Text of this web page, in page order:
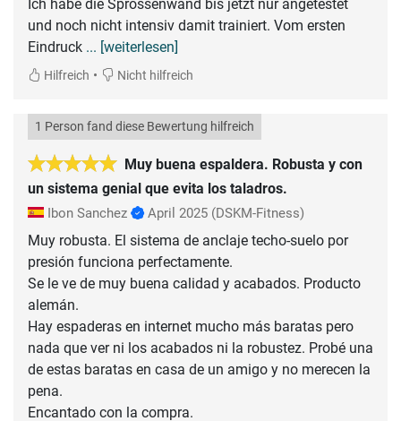
Ich habe die Sprossenwand bis jetzt nur angetestet
und noch nicht intensiv damit trainiert. Vom ersten
Eindruck ... [weiterlesen]
Hilfreich • Nicht hilfreich
Muy buena espaldera. Robusta y con
un sistema genial que evita los taladros.
1 Person fand diese Bewertung hilfreich
Ibon Sanchez April 2025 (DSKM-Fitness)
Muy robusta. El sistema de anclaje techo-suelo por
presión funciona perfectamente.
Se le ve de muy buena calidad y acabados. Producto
alemán.
Hay espaderas en internet mucho más baratas pero
nada que ver ni los acabados ni la robustez. Probé una
de estas baratas en casa de un amigo y no merecen la
pena.
Encantado con la compra.